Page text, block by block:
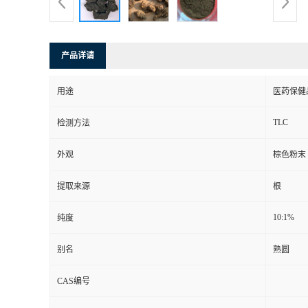
产品详请
用途 医药保健
检测方法 TLC
外观 棕色粉末
提取来源 根
纯度 10:1%
别名 熟圆
CAS编号